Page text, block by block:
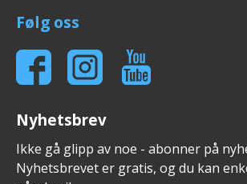
Følg oss
Nyhetsbrev
Ikke gå glipp av noe - abonner på
Nyhetsbrevet er gratis, og du kan